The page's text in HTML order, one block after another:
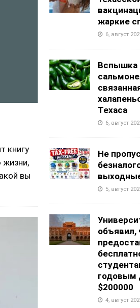
книгу
жизни,
вы
жаркие
6, август
Вспышка
Техаса
6, август
Не
5, август
объявил,
годовым
$200000
4, август